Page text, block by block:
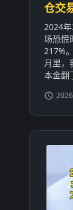
仓交
2024
场恐慌
217%
月里，
本金翻